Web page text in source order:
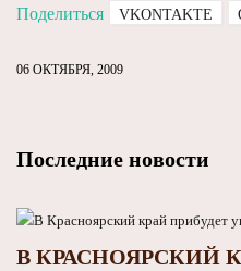
Поделиться VKONTAKTE
06 ОКТЯБРЯ, 2009
Последние новости
В КРАСНОЯРСКИЙ